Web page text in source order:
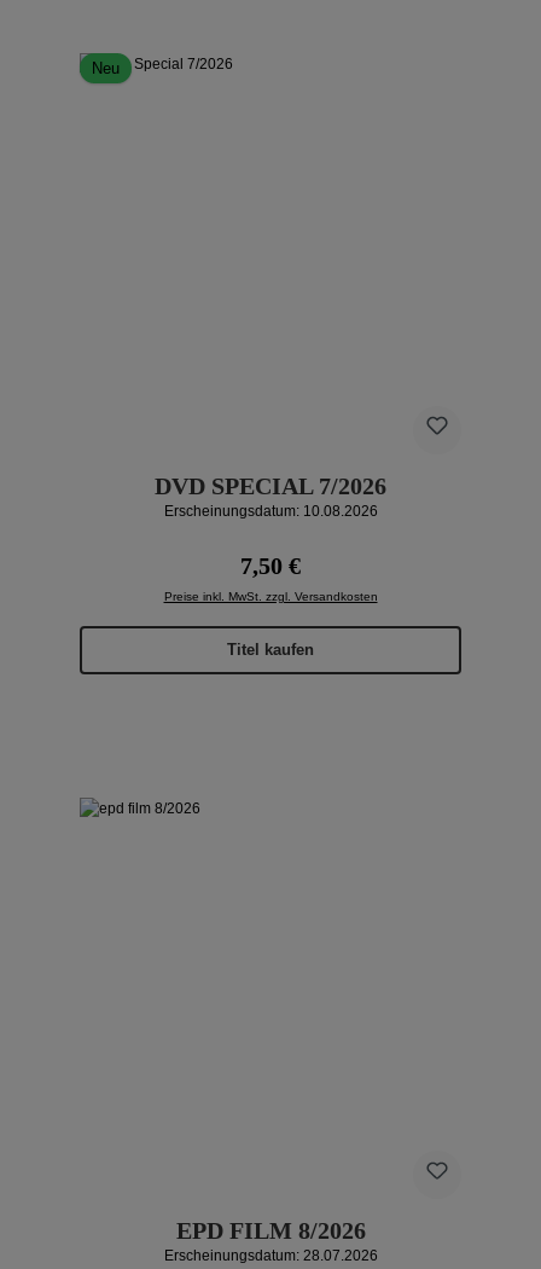
Neu
DVD SPECIAL 7/2026
Erscheinungsdatum: 10.08.2026
Regulärer Preis:
7,50 €
Preise inkl. MwSt. zzgl. Versandkosten
Titel kaufen
EPD FILM 8/2026
Erscheinungsdatum: 28.07.2026